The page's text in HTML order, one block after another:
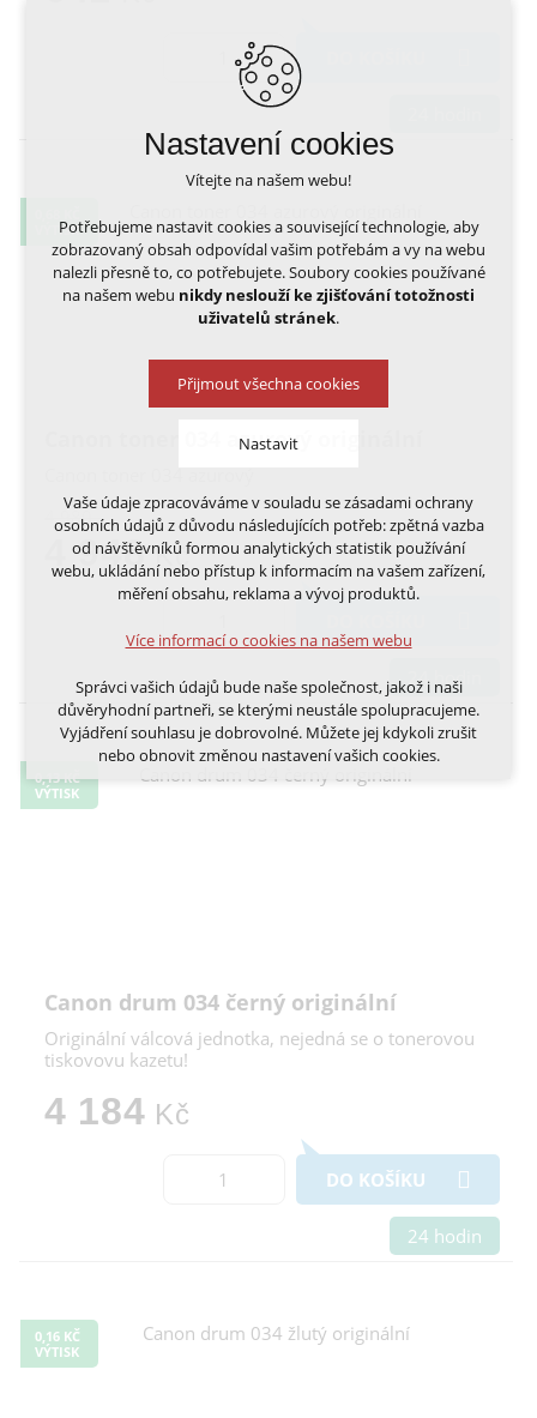
VÝTISK
Canon toner 034 azurový originální
4 980,-
4 948Kč
24 hodin
0,13 KČ
VÝTISK
Canon drum 034 černý originální
Originální válcová jednotka, nejedná se o tonerovou
tiskovovu kazetu!
4 184 Kč
DO KOŠÍKU
24 hodin
0,16 KČ
VÝTISK
Nastavení cookies
Vítejte na našem webu!
Potřebujeme nastavit cookies a související technologie, aby
zobrazovaný obsah odpovídal vašim potřebám a vy na webu
nalezli přesně to, co potřebujete. Soubory cookies používané
na našem webu nikdy neslouží ke zjišťování totožnosti
uživatelů stránek.
Přijmout všechna cookies
Nastavit
Technická cookies
nutná pro provozování webu
udržení kontextu stránek (session): případná
přihlášení, volby jazyka, apod.
Volitelná cookies
analytická pro anonymizované vyhodnocení
marketingová cookies (Google, Ecomail, Sklik,
Smartsupp, Heureka)
Více informací o cookies na našem webu
Vaše údaje zpracováváme v souladu se zásadami ochrany
osobních údajů z důvodu následujících potřeb: zpětná vazba
od návštěvníků formou analytických statistik používání
webu, ukládání nebo přístup k informacím na vašem zařízení,
měření obsahu, reklama a vývoj produktů.
Více informací o cookies na našem webu
Správci vašich údajů bude naše společnost, jakož i naši
důvěryhodní partneři, se kterými neustále spolupracujeme.
Vyjádření souhlasu je dobrovolné. Můžete jej kdykoli zrušit
nebo obnovit změnou nastavení vašich cookies.
Cookies a podobné technologie dělíme na technická: nutná